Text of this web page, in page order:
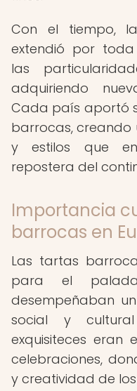
Con el tiempo,
extendió por
las
adquiriendo
Cada país aportó
barrocas, creando
y estilos que
repostera del
Importancia
barrocas en
Las tartas
para el
desempeñaban
social y
exquisiteces eran
celebraciones,
y creatividad de